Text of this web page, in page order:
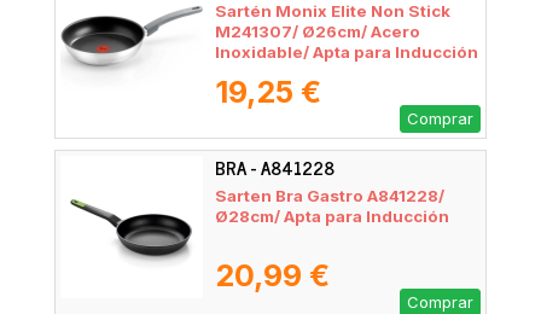
Sartén Monix Elite Non Stick
M241307/ Ø26cm/ Acero
Inoxidable/ Apta para Inducción
19,25 €
Comprar
BRA - A841228
Sarten Bra Gastro A841228/
Ø28cm/ Apta para Inducción
20,99 €
Comprar